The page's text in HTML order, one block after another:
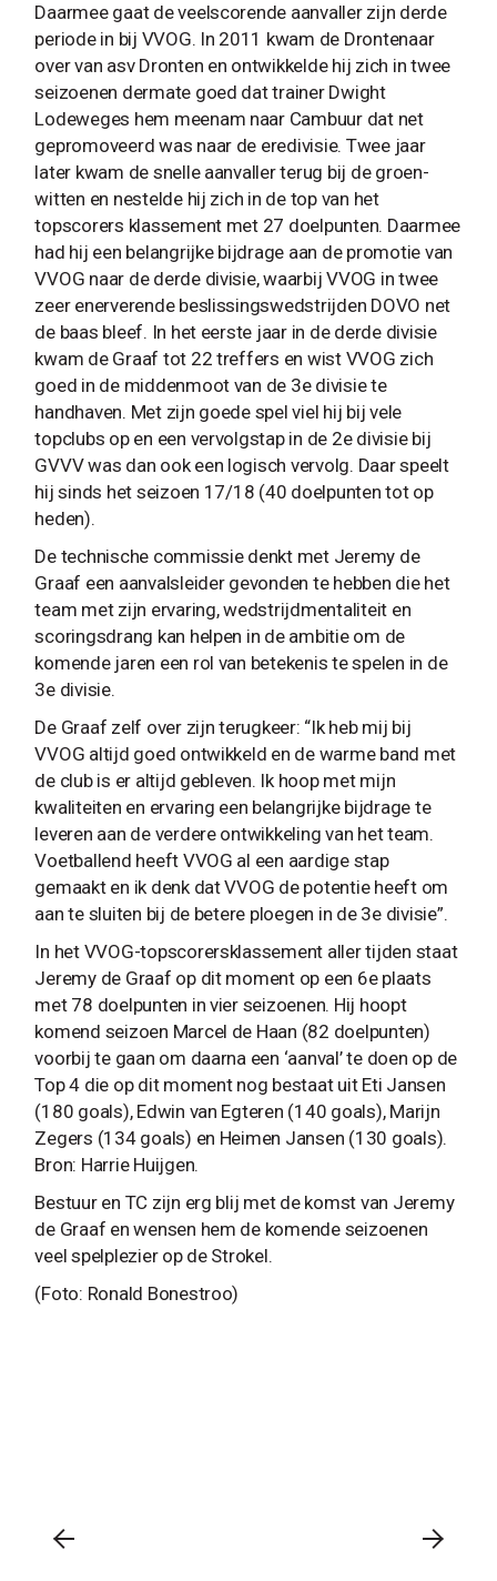
Daarmee gaat de veelscorende aanvaller zijn derde
periode in bij VVOG. In 2011 kwam de Drontenaar
over van asv Dronten en ontwikkelde hij zich in twee
seizoenen dermate goed dat trainer Dwight
Lodeweges hem meenam naar Cambuur dat net
gepromoveerd was naar de eredivisie. Twee jaar
later kwam de snelle aanvaller terug bij de groen-
witten en nestelde hij zich in de top van het
topscorers klassement met 27 doelpunten. Daarmee
had hij een belangrijke bijdrage aan de promotie van
VVOG naar de derde divisie, waarbij VVOG in twee
zeer enerverende beslissingswedstrijden DOVO net
de baas bleef. In het eerste jaar in de derde divisie
kwam de Graaf tot 22 treffers en wist VVOG zich
goed in de middenmoot van de 3e divisie te
handhaven. Met zijn goede spel viel hij bij vele
topclubs op en een vervolgstap in de 2e divisie bij
GVVV was dan ook een logisch vervolg. Daar speelt
hij sinds het seizoen 17/18 (40 doelpunten tot op
heden).
De technische commissie denkt met Jeremy de
Graaf een aanvalsleider gevonden te hebben die het
team met zijn ervaring, wedstrijdmentaliteit en
scoringsdrang kan helpen in de ambitie om de
komende jaren een rol van betekenis te spelen in de
3e divisie.
De Graaf zelf over zijn terugkeer: “Ik heb mij bij
VVOG altijd goed ontwikkeld en de warme band met
de club is er altijd gebleven. Ik hoop met mijn
kwaliteiten en ervaring een belangrijke bijdrage te
leveren aan de verdere ontwikkeling van het team.
Voetballend heeft VVOG al een aardige stap
gemaakt en ik denk dat VVOG de potentie heeft om
aan te sluiten bij de betere ploegen in de 3e divisie”.
In het VVOG-topscorersklassement aller tijden staat
Jeremy de Graaf op dit moment op een 6e plaats
met 78 doelpunten in vier seizoenen. Hij hoopt
komend seizoen Marcel de Haan (82 doelpunten)
voorbij te gaan om daarna een ‘aanval’ te doen op de
Top 4 die op dit moment nog bestaat uit Eti Jansen
(180 goals), Edwin van Egteren (140 goals), Marijn
Zegers (134 goals) en Heimen Jansen (130 goals).
Bron: Harrie Huijgen.
Bestuur en TC zijn erg blij met de komst van Jeremy
de Graaf en wensen hem de komende seizoenen
veel spelplezier op de Strokel.
(Foto: Ronald Bonestroo)